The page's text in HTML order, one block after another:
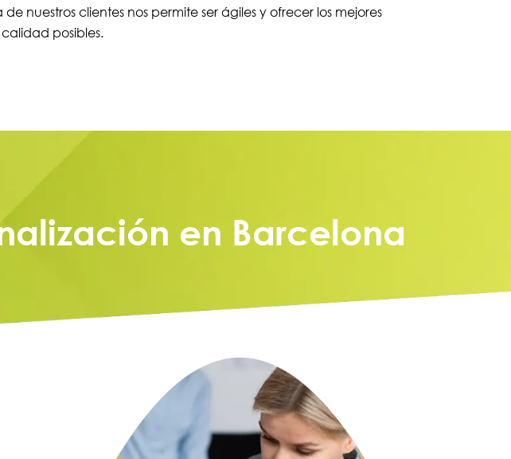
nuestros clientes nos permite ser ágiles y ofrecer los mejores
posibles.
en Barcelona